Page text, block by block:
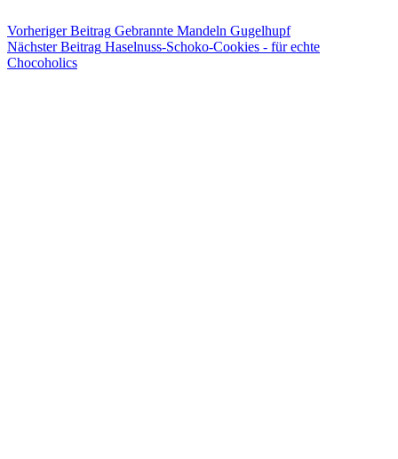
VorherigerBeitrag Gebrannte Mandeln Gugelhupf
NächsterBeitrag Haselnuss-Schoko-Cookies - für echte
Chocoholics